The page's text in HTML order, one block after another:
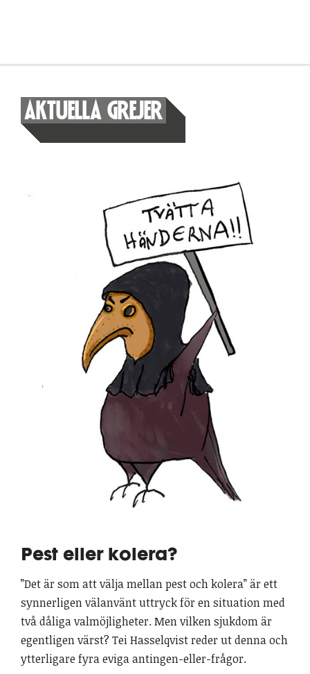
AKTUELLA GREJER
Pest eller kolera?
”Det är som att välja mellan pest och kolera” är ett
synnerligen välanvänt uttryck för en situation med
två dåliga valmöjligheter. Men vilken sjukdom är
egentligen värst? Tei Hasselqvist reder ut denna och
ytterligare fyra eviga antingen-eller-frågor.